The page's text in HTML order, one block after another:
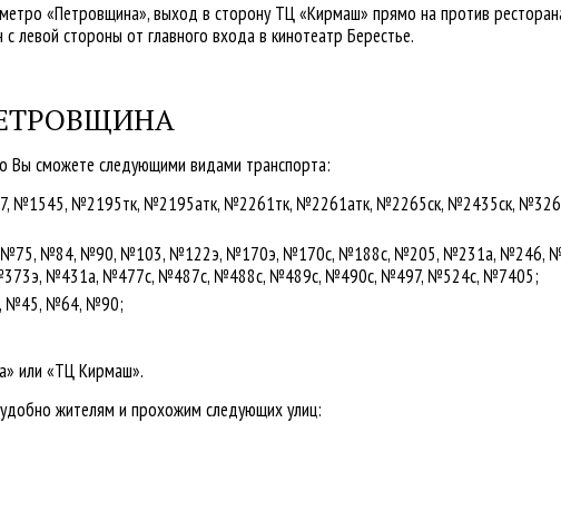
«Петровщина», выход в сторону ТЦ «Кирмаш» прямо на против
левой стороны от главного входа в кинотеатр Берестье.
Вы сможете следующими видами транспорта:
№2195тк, №2195атк, №2261тк, №2261атк, №2265ск, №2435ск,
№75, №84, №90, №103, №122э, №170э, №170с, №188с, №205, №231а, №246,
№431а, №477с, №487с, №488с, №489с, №490с, №497, №524с, №7405;
№45, №64, №90;
или «ТЦ Кирмаш».
жителям и прохожим следующих улиц: